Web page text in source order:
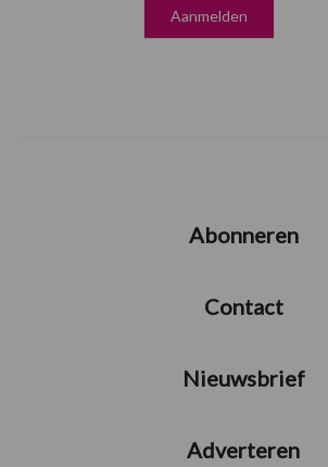
Abonneren
Contact
Nieuwsbrief
Adverteren